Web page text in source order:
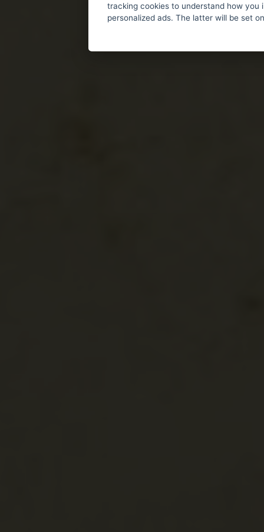
tracking cookies to understand how
personalized ads. The latter will be set